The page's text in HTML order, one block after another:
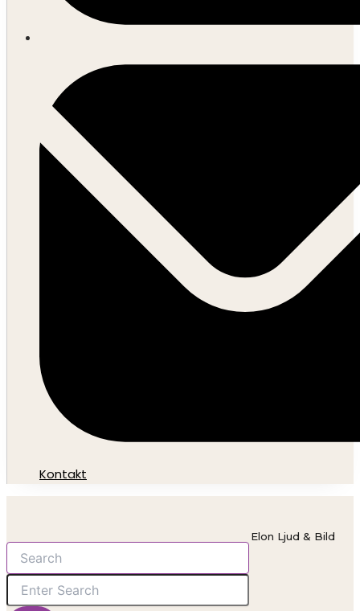
Kontakt
Elon Ljud & Bild